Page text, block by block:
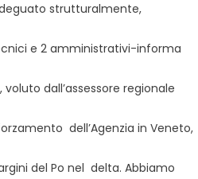
strutturalmente,
e 2 amministrativi-informa
dall’assessore regionale
dell’Agenzia in Veneto,
del Po nel delta. Abbiamo